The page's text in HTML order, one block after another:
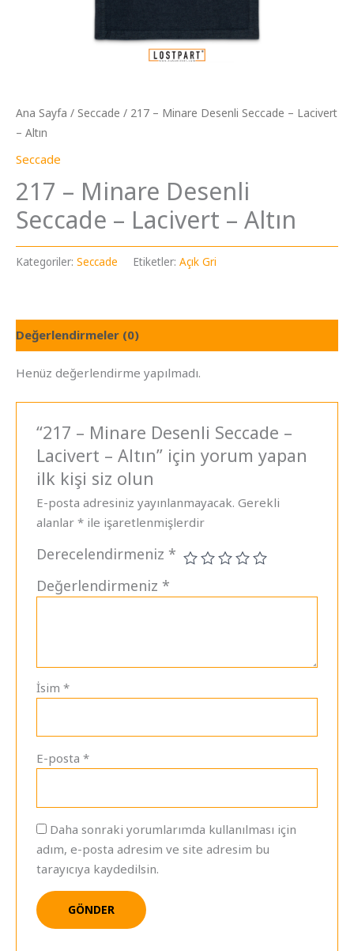
Ana Sayfa / Seccade / 217 – Minare Desenli Seccade – Lacivert
– Altın
Seccade
217 – Minare Desenli
Seccade – Lacivert – Altın
Kategoriler: Seccade Etiketler: Açık Gri
Değerlendirmeler (0)
Henüz değerlendirme yapılmadı.
“217 – Minare Desenli Seccade –
Lacivert – Altın” için yorum yapan
ilk kişi siz olun
E-posta adresiniz yayınlanmayacak. Gerekli
alanlar* ile işaretlenmişlerdir
Derecelendirmeniz *
Değerlendirmeniz *
İsim*
E-posta*
Daha sonraki yorumlarımda kullanılması için
adım, e-posta adresim ve site adresim bu
tarayıcıya kaydedilsin.